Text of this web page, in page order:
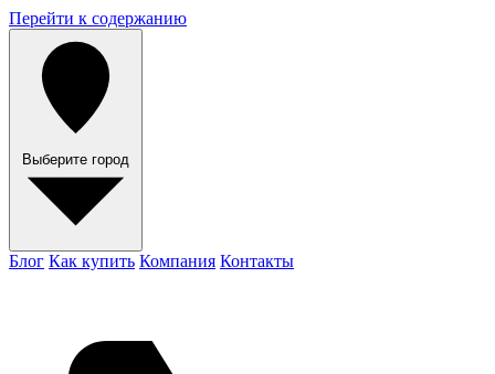
Перейти к содержанию
Выберите город
Блог Как купить Компания Контакты